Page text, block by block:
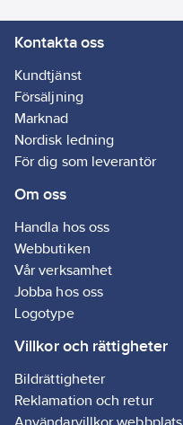
Kontakta oss
Kundtjänst
Försäljning
Marknad
Nordisk ledning
För dig som leverantör
Om oss
Handla hos oss
Webbutiken
Vår verksamhet
Jobba hos oss
Logotype
Villkor och rättigheter
Bildrättigheter
Reklamation och retur